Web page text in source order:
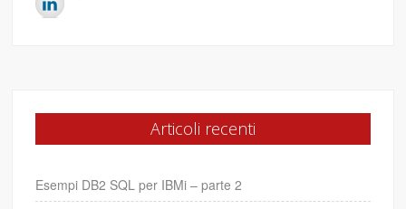
Articoli recenti
Esempi DB2 SQL per IBMi – parte 2